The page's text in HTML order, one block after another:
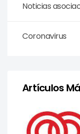
Noticias
Coronavirus
Artículos